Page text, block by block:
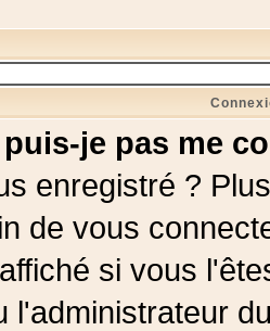
je pas me
enregistré ?
de vous
si vous
l'administrateur